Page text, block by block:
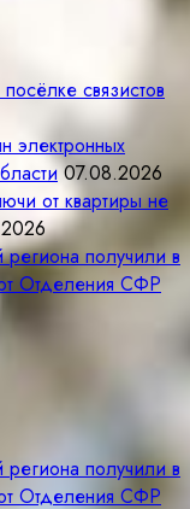
связистов
электронных
07.08.2026
от квартиры не
получили в
Отделения СФР
получили в
Отделения СФР